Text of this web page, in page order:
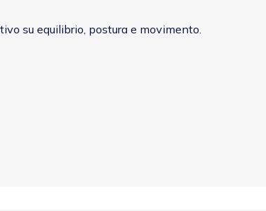
su equilibrio, postura e movimento.